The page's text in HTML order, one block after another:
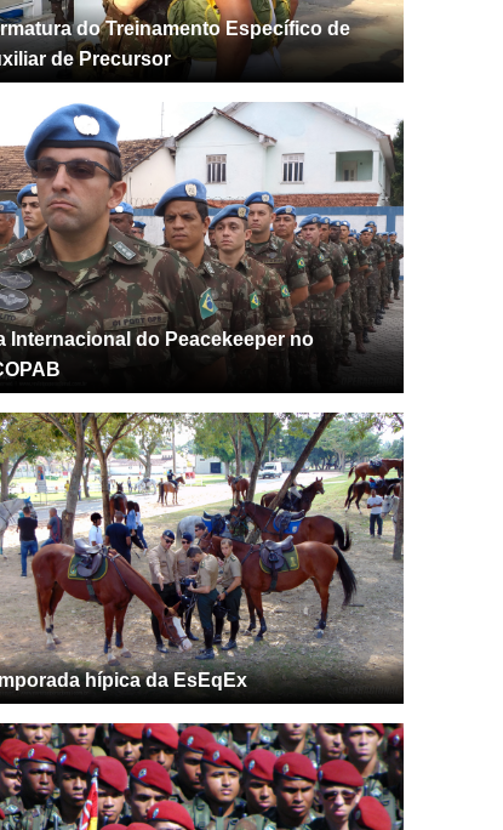
do Treinamento Específico de
de Precursor
Internacional do Peacekeeper no
hípica da EsEqEx